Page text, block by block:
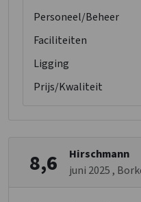
Personeel/Beheer
Faciliteiten
Ligging
Prijs/Kwaliteit
8,6
Hirschmann
juni 2025,